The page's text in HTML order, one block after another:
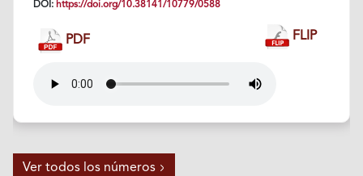
DOI: https://doi.org/10.38141/10779/0588
PDF FLIP
Ver todos los números